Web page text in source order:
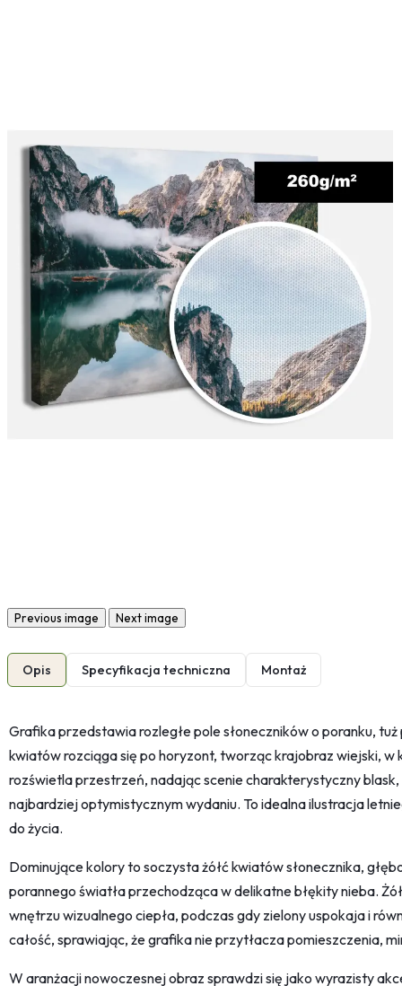
Previous image Next image
Opis Specyfikacja techniczna Montaż
Grafika przedstawia rozległe pole słoneczników o poranku,
kwiatów rozciąga się po horyzont, tworząc krajobraz wiejski, w
rozświetla przestrzeń, nadając scenie charakterystyczny
najbardziej optymistycznym wydaniu. To idealna ilustracja
do życia.
Dominujące kolory to soczysta żółć kwiatów słonecznika,
porannego światła przechodząca w delikatne błękity nieba.
wnętrzu wizualnego ciepła, podczas gdy zielony uspokaja i
całość, sprawiając, że grafika nie przytłacza pomieszczenia,
W aranżacji nowoczesnej obraz sprawdzi się jako wyrazisty